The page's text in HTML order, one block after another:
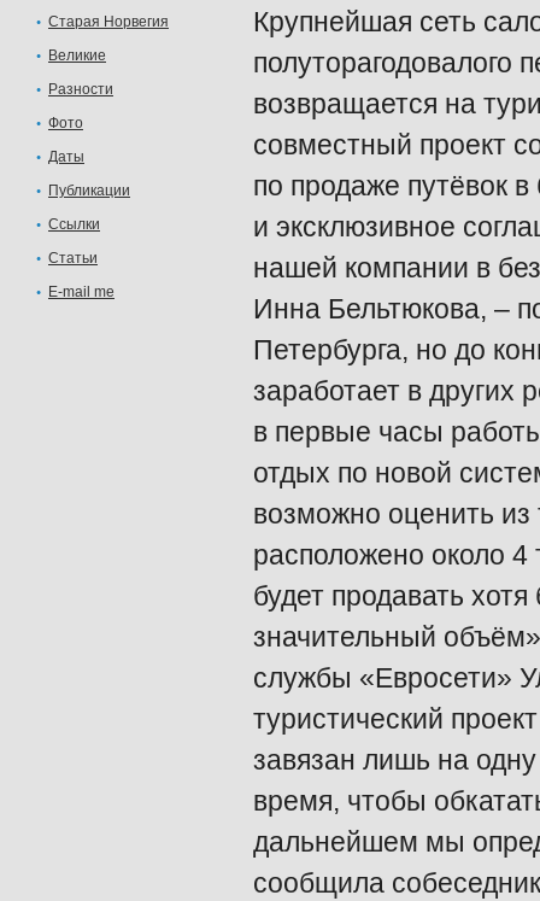
Старая Норвегия
Великие
Разности
Фото
Даты
Публикации
Ссылки
Статьи
E-mail me
Крупнейшая сеть
полуторагодовалого
возвращается на
совместный проект
по продаже путёвок
и эксклюзивное
нашей компании в
Инна Бельтюкова, –
Петербурга, но до
заработает в других
в первые часы
отдых по новой
возможно оценить из
расположено около
будет продавать
значительный
службы «Евросети»
туристический
завязан лишь на
время, чтобы
дальнейшем мы
сообщила